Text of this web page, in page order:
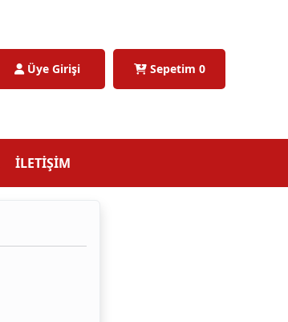
Üye Girişi Sepetim 0
İLETİŞİM